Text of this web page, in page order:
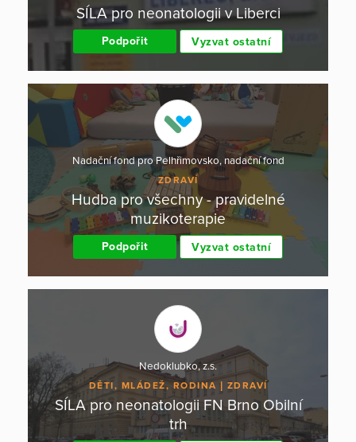
SÍLA pro neonatologii v Liberci
Podpořit Vyzvat ostatní
Nadační fond pro Pelhřimovsko, nadační fond
ZDRAVÍ
Hudba pro všechny - pravidelné
muzikoterapie
Podpořit Vyzvat ostatní
Nedoklubko, z.s.
DĚTI, MLÁDEŽ, RODINA ZDRAVÍ
SÍLA pro neonatologii FN Brno Obilní
trh